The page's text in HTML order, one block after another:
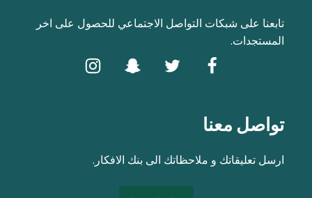
تابعنا على شبكات التواصل الاجتماعي للحصول على اخر
المستجدات.
تواصل معنا
ارسل تعليقاتك و ملاحظاتك الى بنك الافكار.